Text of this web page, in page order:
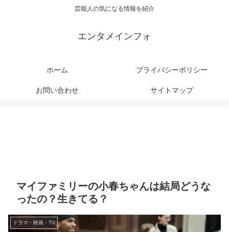
芸能人の気になる情報を紹介
エンタメインフォ
ホーム プライバシーポリシー
お問い合わせ サイトマップ
マイファミリーの小春ちゃんは結局どうな
ったの？生きてる？
ドラマ・映画・TV